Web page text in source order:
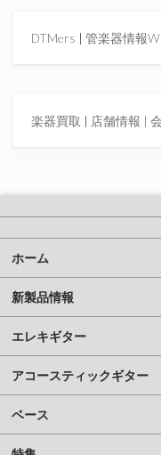
DTMers | 管楽器情報
楽器買取 | 店舗情報 |
ホーム
新製品情報
エレキギター
アコースティックギター
ベース